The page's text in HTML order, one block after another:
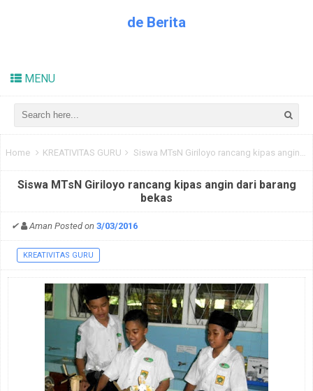
de Berita
MENU
Home KREATIVITAS GURU Siswa MTsN Giriloyo rancang kipas angin dari barang bekas
Siswa MTsN Giriloyo rancang kipas angin dari barang
bekas
✔ Aman Posted on 3/03/2016
KREATIVITAS GURU